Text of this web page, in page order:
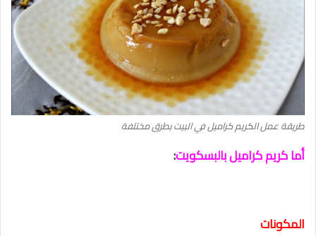
طريقة عمل الكريم كراميل في البيت بطرق مختلفة
أما كريم كراميل بالبسكويت:
المكونات